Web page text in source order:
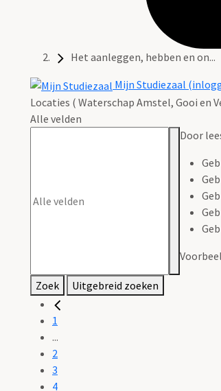
Het aanleggen, hebben en on...
Mijn Studiezaal
Locaties ( Waterschap Amstel, Gooi en
Alle velden
Door
Zoek Uitgebreid zoeken
1
...
2
3
4